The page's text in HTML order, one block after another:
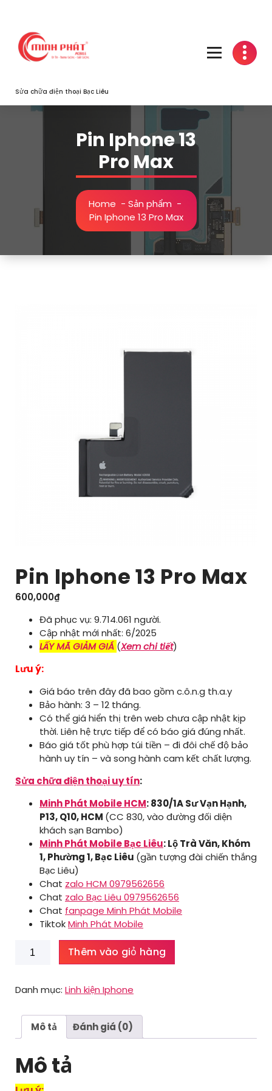
content
Sửa chữa điện thoại Bạc Liêu
Pin Iphone 13
Pro Max
Home - Sản phẩm -
Pin Iphone 13 Pro Max
Pin Iphone 13 Pro Max
600,000₫
Đã phục vụ: 9.714.061 người.
Cập nhật mới nhất: 6/2025
LẤY MÃ GIẢM GIÁ (Xem chi tiết)
Lưu ý:
Giá báo trên đây đã bao gồm c.ô.n.g th.a.y
Bảo hành: 3 – 12 tháng.
Có thể giá hiển thị trên web chưa cập nhật kịp
thời. Liên hệ trực tiếp để có báo giá đúng nhất.
Báo giá tốt phù hợp túi tiền – đi đôi chế độ bảo
hành uy tín – và song hành cam kết chất lượng.
Sửa chữa điện thoại uy tín:
Minh Phát Mobile HCM: 830/1A Sư Vạn Hạnh,
P13, Q10, HCM (CC 830, vào đường đối diện
khách sạn Bambo)
Minh Phát Mobile Bạc Liêu: Lộ Trà Văn, Khóm
1, Phường 1, Bạc Liêu (gần tượng đài chiến thắng
Bạc Liêu)
Chat zalo HCM 0979562656
Chat zalo Bạc Liêu 0979562656
Chat fanpage Minh Phát Mobile
TiktokMinh Phát Mobile
Iphone
Pro
số
lượng
Thêm vào giỏ hàng
Danh mục: Linh kiện Iphone
Mô tả Đánh giá (0)
Mô tả